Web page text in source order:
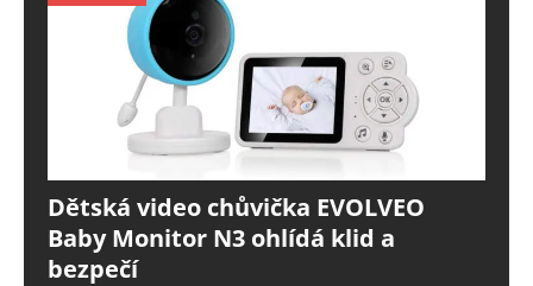
Dětská video chůvička EVOLVEO
Baby Monitor N3 ohlídá klid a
bezpečí